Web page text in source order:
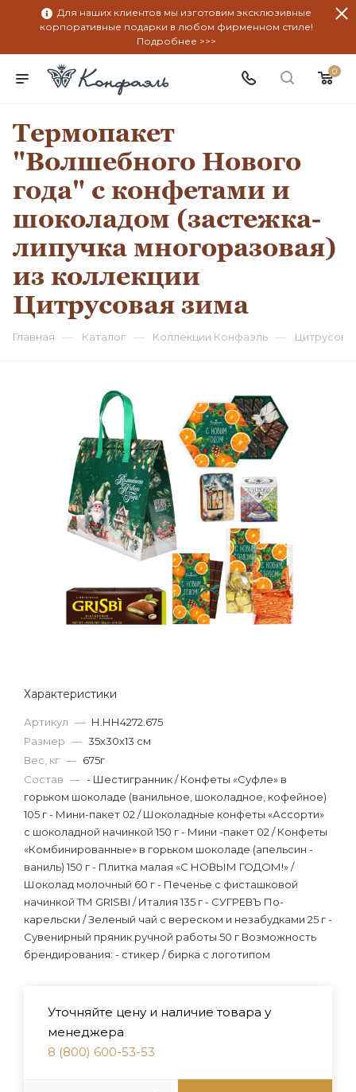
Для наших клиентов мы изготовим эксклюзивные
корпоративные подарки в любом фирменном стиле!
Подробнее >>>
0
Термопакет
"Волшебного Нового
года" с конфетами и
шоколадом (застежка-
липучка многоразовая)
из коллекции
Цитрусовая зима
Главная — Каталог — Коллекции Конфаэль —
Характеристики
Артикул — Н.НН4272.675
Размер — 35х30х13 см
Вес, кг — 675г
Состав — - Шестигранник / Конфеты «Суфле» в
горьком шоколаде (ванильное, шоколадное, кофейное)
105 г - Мини-пакет 02 / Шоколадные конфеты «Ассорти»
с шоколадной начинкой 150 г - Мини -пакет 02 / Конфеты
«Комбинированные» в горьком шоколаде (апельсин -
ваниль) 150 г - Плитка малая «С НОВЫМ ГОДОМ!» /
Шоколад молочный 60 г - Печенье с фисташковой
начинкой ТМ GRISBI / Италия 135 г - СУГРЕВЪ По-
карельски / Зеленый чай с вереском и незабудками 25 г -
Сувенирный пряник ручной работы 50 г Возможность
брендирования: - стикер / бирка с логотипом
Уточняйте цену и наличие товара у
менеджера
8 (800) 600-53-53